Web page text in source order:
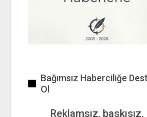
Bağımsız Haberciliğe
Ol
Reklamsız, baskısız,